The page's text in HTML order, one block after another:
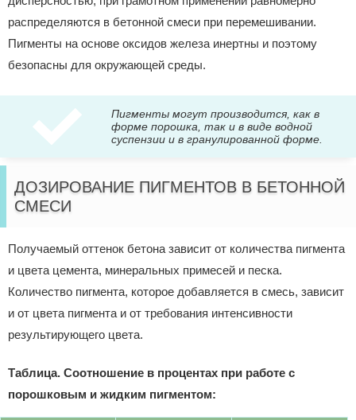
распределяются в бетонной смеси при перемешивании.
Пигменты на основе оксидов железа инертны и поэтому
безопасны для окружающей среды.
Пигменты могут производится, как в
форме порошка, так и в виде водной
суспензии и в гранулированной форме.
ДОЗИРОВАНИЕ ПИГМЕНТОВ В БЕТОННОЙ
СМЕСИ
Получаемый оттенок бетона зависит от количества пигмента
и цвета цемента, минеральных примесей и песка.
Количество пигмента, которое добавляется в смесь, зависит
и от цвета пигмента и от требования интенсивности
результирующего цвета.
Таблица. Соотношение в процентах при работе с
порошковым и жидким пигментом: